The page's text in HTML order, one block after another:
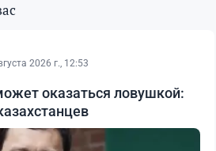
2026 г., 12:53
оказаться ловушкой: